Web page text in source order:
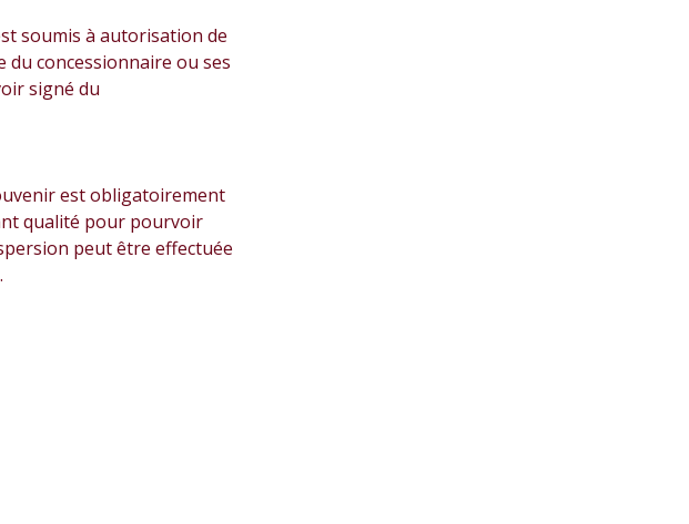
soumis à autorisation de
du concessionnaire ou ses
signé du
est obligatoirement
qualité pour pourvoir
peut être effectuée